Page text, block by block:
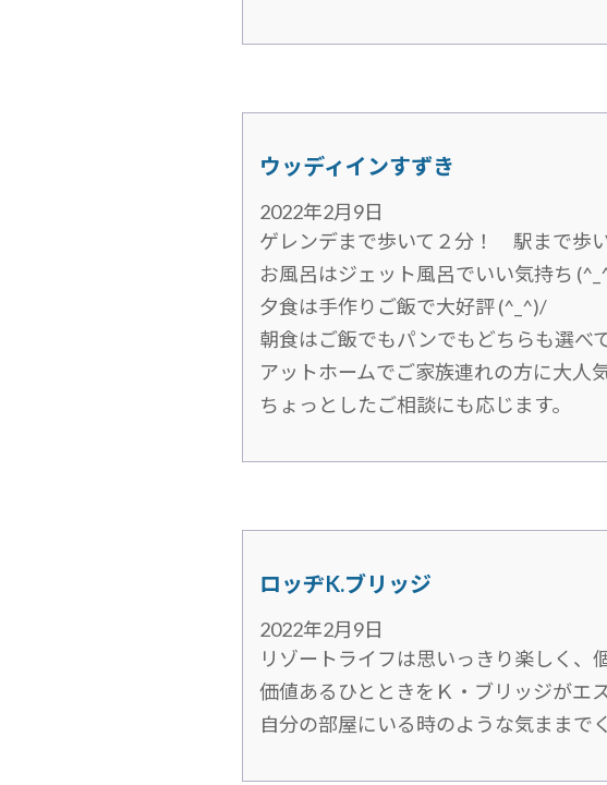
ウッディインすずき
2022年2月9日
ゲレンデまで歩いて２分！ 駅まで歩い
お風呂はジェット風呂でいい気持ち
夕食は手作りご飯で大好評 (^_^)/
朝食はご飯でもパンでもどちらも選べ
アットホームでご家族連れの方に大人
ちょっとしたご相談にも応じます。
ロッヂK.ブリッジ
2022年2月9日
リゾートライフは思いっきり楽しく、
価値あるひとときをＫ・ブリッジがエ
自分の部屋にいる時のような気ままで